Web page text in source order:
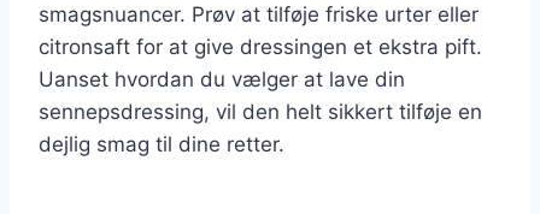
smagsnuancer. Prøv at tilføje friske urter eller
citronsaft for at give dressingen et ekstra pift.
Uanset hvordan du vælger at lave din
sennepsdressing, vil den helt sikkert tilføje en
dejlig smag til dine retter.